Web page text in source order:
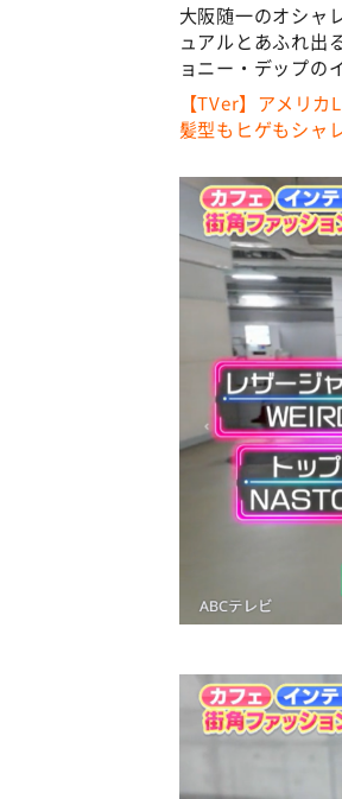
大阪随一のオシャ
ュアルとあふれ出
ョニー・デップの
【TVer】アメリ
髪型もヒゲもシャ